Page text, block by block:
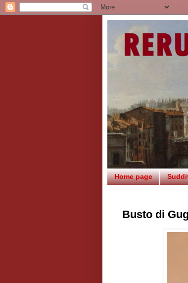
Home page
Busto di